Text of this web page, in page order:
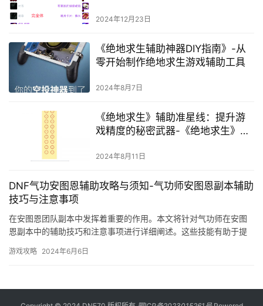
2024年12月23日
《绝地求生辅助神器DIY指南》-从
零开始制作绝地求生游戏辅助工具
2024年8月7日
《绝地求生》辅助准星线：提升游
戏精度的秘密武器-《绝地求生》玩
2024年8月11日
DNF气功安图恩辅助攻略与须知-气功师安图恩副本辅助
技巧与注意事项
在安图恩团队副本中发挥着重要的作用。本文将针对气功师在安图
恩副本中的辅助技巧和注意事项进行详细阐述。这些技能有助于提
游戏攻略 2024年6月6日